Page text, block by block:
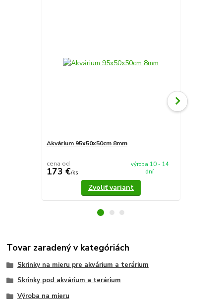
Akvárium 95x50x50cm 8mm
cena od
173 €/ks
výroba 10 - 14
dní
Zvoliť variant
Tovar zaradený v kategóriách
Skrinky na mieru pre akvárium a terárium
Skrinky pod akvárium a terárium
Výroba na mieru